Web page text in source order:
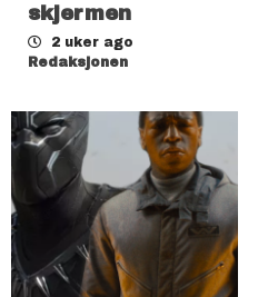
skjermen
2 uker ago
Redaksjonen